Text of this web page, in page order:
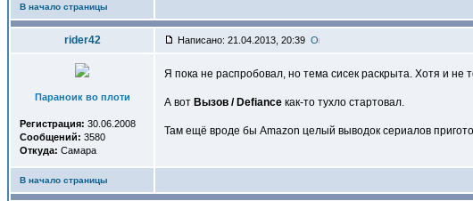
В начало страницы
rider42 Написано: 21.04.2013, 20:39
Параноик во плоти
Регистрация: 30.06.2008
Сообщений: 3580
Откуда: Самара
Я пока не распробовал, но тема сисек раскрыта. Хотя и не
А вот Вызов / Defiance как-то тухло стартовал.
Там ещё вроде бы Amazon целый выводок сериалов
В начало страницы